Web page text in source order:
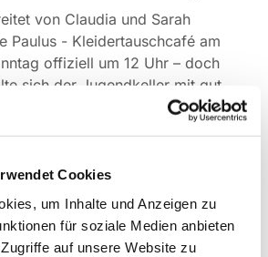
Cookies
um Inhalte und Anzeigen zu
für soziale Medien anbieten
auf unsere Website zu
von Claudia und Sarah
Paulus - Kleidertauschcafé am
offiziell um 12 Uhr – doch
sich der Jugendkeller mit gut
fröhlichen Kindern und vielen
über herrschte ein
fröhliche Plaudereien geführt
getrunken.